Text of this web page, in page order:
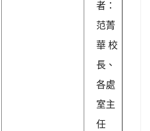
者：
范菁
華 校
長、
各處
室主
任